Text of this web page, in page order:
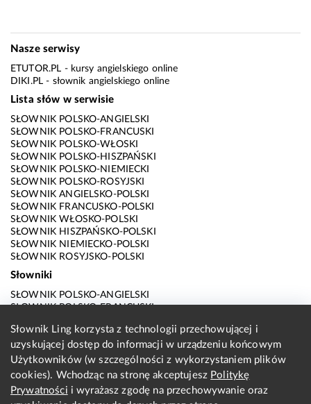
Nasze serwisy
ETUTOR.PL - kursy angielskiego online
DIKI.PL - słownik angielskiego online
Lista słów w serwisie
SŁOWNIK POLSKO-ANGIELSKI
SŁOWNIK POLSKO-FRANCUSKI
SŁOWNIK POLSKO-WŁOSKI
SŁOWNIK POLSKO-HISZPAŃSKI
SŁOWNIK POLSKO-NIEMIECKI
SŁOWNIK POLSKO-ROSYJSKI
SŁOWNIK ANGIELSKO-POLSKI
SŁOWNIK FRANCUSKO-POLSKI
SŁOWNIK WŁOSKO-POLSKI
SŁOWNIK HISZPAŃSKO-POLSKI
SŁOWNIK NIEMIECKO-POLSKI
SŁOWNIK ROSYJSKO-POLSKI
Słowniki
SŁOWNIK POLSKO-ANGIELSKI
SŁOWNIK POLSKO-FRANCUSKI
SŁOWNIK POLSKO-HISZPAŃSKI
SŁOWNIK POLSKO-NIEMIECKI
SŁOWNIK POLSKO-ROSYJSKI
SŁOWNIK ANGIELSKO-POLSKI
SŁOWNIK FRANCUSKO-POLSKI
SŁOWNIK WŁOSKO-POLSKI
Słownik Ling korzysta z technologii przechowującej i
uzyskującej dostęp do informacji w urządzeniu końcowym
Użytkowników (w szczególności z wykorzystaniem plików
cookies). Wchodząc na stronę akceptujesz Politykę
Prywatności i wyrażasz zgodę na przechowywanie oraz